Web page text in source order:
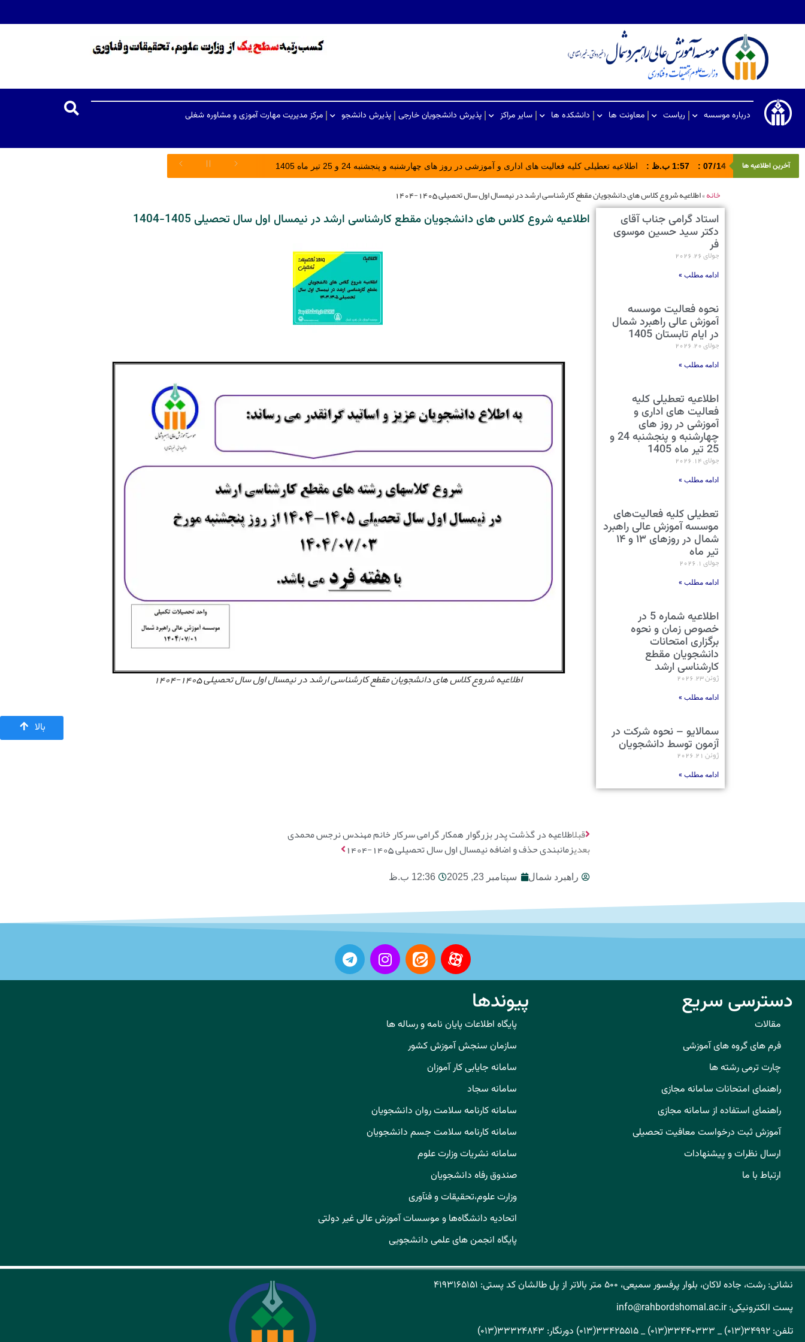
درباره موسسه ریاست معاونت ها دانشکده ها سایر مراکز پذیرش دانشجویان خارجی پذیرش دانشجو مرکز مدیریت مهارت آموزی و مشاوره شغلی
آخرین اطلاعیه ها 14
/
07
: 1:57 ب.ظ : اطلاعیه تعطیلی کلیه فعالیت های اداری و آموزشی در روز های چهارشنبه و پنجشنبه 24 و 25 تیر ماه 1405
خانه»اطلاعیه شروع کلاس های دانشجویان مقطع کارشناسی ارشد در نیمسال اول سال تحصیلی ۱۴۰۵-۱۴۰۴
استاد گرامی جناب آقای
دکتر سید حسین موسوی
فر
جولای 26, 2026
ادامه مطلب »
نحوه فعالیت موسسه
آموزش عالی راهبرد شمال
در ایام تابستان 1405
جولای 20, 2026
ادامه مطلب »
اطلاعیه تعطیلی کلیه
فعالیت های اداری و
آموزشی در روز های
چهارشنبه و پنجشنبه 24 و
25 تیر ماه 1405
جولای 14, 2026
ادامه مطلب »
تعطیلی کلیه فعالیت‌های
موسسه آموزش عالی راهبرد
شمال در روزهای ۱۳ و ۱۴
تیر ماه
جولای 1, 2026
ادامه مطلب »
اطلاعیه شماره 5 در
خصوص زمان و نحوه
برگزاری امتحانات
دانشجویان مقطع
کارشناسی ارشد
ژوئن 23, 2026
ادامه مطلب »
سمالایو – نحوه شرکت در
آزمون توسط دانشجویان
ژوئن 21, 2026
ادامه مطلب »
اطلاعیه شروع کلاس های دانشجویان مقطع کارشناسی ارشد در نیمسال اول سال تحصیلی 1405-1404
اطلاعیه شروع کلاس های دانشجویان مقطع کارشناسی ارشد در نیمسال اول سال تحصیلی 1405-1404
قبلاطلاعیه در گذشت پدر بزرگوار همکار گرامی سرکار خانم مهندس نرجس محمدی
بعدیزمانبندی حذف و اضافه نیمسال اول سال تحصیلی 1405-1404
راهبرد شمال سپتامبر 23, 2025 12:36 ب.ظ
دسترسی سریع
مقالات
فرم های گروه های آموزشی
چارت ترمی رشته ها
راهنمای امتحانات سامانه مجازی
راهنمای استفاده از سامانه مجازی
آموزش ثبت درخواست معافیت تحصیلی
ارسال نظرات و پیشنهادات
ارتباط با ما
پیوندها
پایگاه اطلاعات پایان نامه و رساله ها
سازمان سنجش آموزش کشور
سامانه جایابی کار آموزان
سامانه سجاد
سامانه کارنامه سلامت روان دانشجویان
سامانه کارنامه سلامت جسم دانشجویان
سامانه نشریات وزارت علوم
صندوق رفاه دانشجویان
وزارت علوم،تحقیقات و فنآوری
اتحادیه دانشگاه‌ها و موسسات آموزش عالی غیر دولتی
پایگاه انجمن های علمی دانشجویی
نشانی: رشت، جاده لاکان، بلوار پرفسور سمیعی، ۵۰۰ متر بالاتر از پل طالشان کد پستی: ۴۱۹۳۱۶۵۱۵۱
پست الکترونیکی: info@rahbordshomal.ac.ir
تلفن: ۳۴۹۹۲(۰۱۳) _ ۳۳۴۴۰۳۳۳(۰۱۳) _ ۳۳۴۲۵۵۱۵(۰۱۳) دورنگار: ۳۳۳۲۴۸۴۳(۰۱۳)
بالا